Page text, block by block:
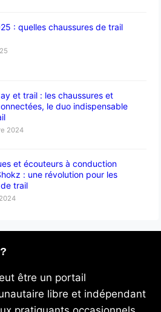
: quelles chaussures de trail
et trail : les chaussures et
le duo indispensable
2024
et écouteurs à conduction
: une révolution pour les
trail
être un portail
libre et indépendant